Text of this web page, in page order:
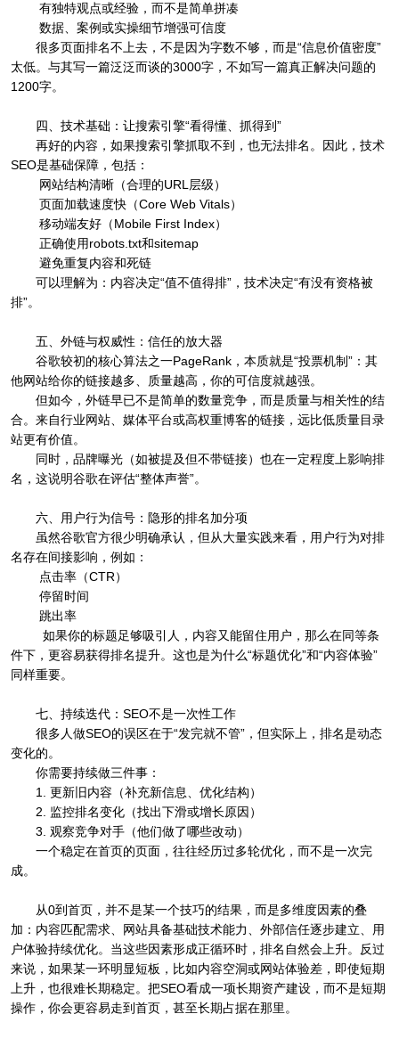
有独特观点或经验，而不是简单拼凑
数据、案例或实操细节增强可信度
很多页面排名不上去，不是因为字数不够，而是“信息价值密度”
太低。与其写一篇泛泛而谈的3000字，不如写一篇真正解决问题的
1200字。
四、技术基础：让搜索引擎“看得懂、抓得到”
再好的内容，如果搜索引擎抓取不到，也无法排名。因此，技术
SEO是基础保障，包括：
网站结构清晰（合理的URL层级）
页面加载速度快（Core Web Vitals）
移动端友好（Mobile First Index）
正确使用robots.txt和sitemap
避免重复内容和死链
可以理解为：内容决定“值不值得排”，技术决定“有没有资格被
排”。
五、外链与权威性：信任的放大器
谷歌较初的核心算法之一PageRank，本质就是“投票机制”：其
他网站给你的链接越多、质量越高，你的可信度就越强。
但如今，外链早已不是简单的数量竞争，而是质量与相关性的结
合。来自行业网站、媒体平台或高权重博客的链接，远比低质量目录
站更有价值。
同时，品牌曝光（如被提及但不带链接）也在一定程度上影响排
名，这说明谷歌在评估“整体声誉”。
六、用户行为信号：隐形的排名加分项
虽然谷歌官方很少明确承认，但从大量实践来看，用户行为对排
名存在间接影响，例如：
点击率（CTR）
停留时间
跳出率
如果你的标题足够吸引人，内容又能留住用户，那么在同等条
件下，更容易获得排名提升。这也是为什么“标题优化”和“内容体验”
同样重要。
七、持续迭代：SEO不是一次性工作
很多人做SEO的误区在于“发完就不管”，但实际上，排名是动态
变化的。
你需要持续做三件事：
1. 更新旧内容（补充新信息、优化结构）
2. 监控排名变化（找出下滑或增长原因）
3. 观察竞争对手（他们做了哪些改动）
一个稳定在首页的页面，往往经历过多轮优化，而不是一次完
成。
从0到首页，并不是某一个技巧的结果，而是多维度因素的叠
加：内容匹配需求、网站具备基础技术能力、外部信任逐步建立、用
户体验持续优化。当这些因素形成正循环时，排名自然会上升。反过
来说，如果某一环明显短板，比如内容空洞或网站体验差，即使短期
上升，也很难长期稳定。把SEO看成一项长期资产建设，而不是短期
操作，你会更容易走到首页，甚至长期占据在那里。